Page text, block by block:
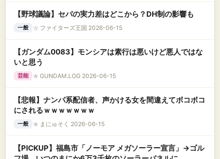
【野球議論】セパの実力差はどこから？DH制の影響も
一般 ☆ ファイターズ王国 2026-06-15
【ガンダム0083】モンシアは素行は悪いけど悪人ではな
いと思う
芸能 ★ GUNDAM.LOG 2026-06-15
【悲報】ナンパ系配信者、声かける女を間違えてボコボコ
にされるｗｗｗｗｗｗｗ
一般 ★ まにゅそく 2026-06-15
【PICKUP】福島市「ノーモア メガソーラー宣言」→ゴル